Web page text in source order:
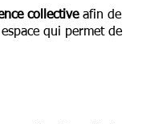
collectiveafin de
qui permet de